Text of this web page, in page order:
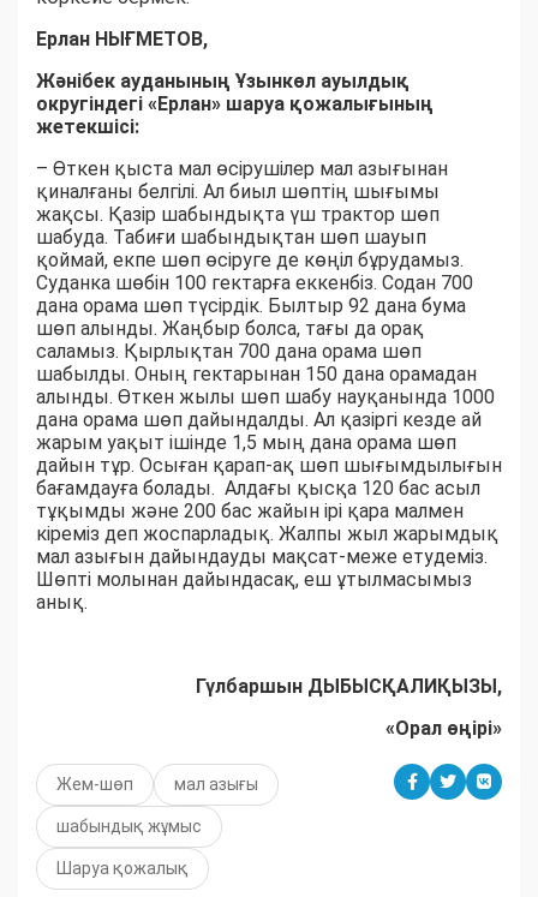
Ерлан НЫҒМЕТОВ,
Жәнібек ауданының Ұзынкөл ауылдық
округіндегі «Ерлан» шаруа қожалығының
жетекшісі:
– Өткен қыста мал өсірушілер мал азығынан
қиналғаны белгілі. Ал биыл шөптің шығымы
жақсы. Қазір шабындықта үш трактор шөп
шабуда. Табиғи шабындықтан шөп шауып
қоймай, екпе шөп өсіруге де көңіл бұрудамыз.
Суданка шөбін 100 гектарға еккенбіз. Содан 700
дана орама шөп түсірдік. Былтыр 92 дана бума
шөп алынды. Жаңбыр болса, тағы да орақ
саламыз. Қырлықтан 700 дана орама шөп
шабылды. Оның гектарынан 150 дана орамадан
алынды. Өткен жылы шөп шабу науқанында 1000
дана орама шөп дайындалды. Ал қазіргі кезде ай
жарым уақыт ішінде 1,5 мың дана орама шөп
дайын тұр. Осыған қарап-ақ шөп шығымдылығын
бағамдауға болады. Алдағы қысқа 120 бас асыл
тұқымды және 200 бас жайын ірі қара малмен
кіреміз деп жоспарладық. Жалпы жыл жарымдық
мал азығын дайындауды мақсат-меже етудеміз.
Шөпті молынан дайындасақ, еш ұтылмасымыз
анық.
Гүлбаршын ДЫБЫСҚАЛИҚЫЗЫ,
«Орал өңірі»
Жем-шөп мал азығы
шабындық жұмыс
Шаруа қожалық